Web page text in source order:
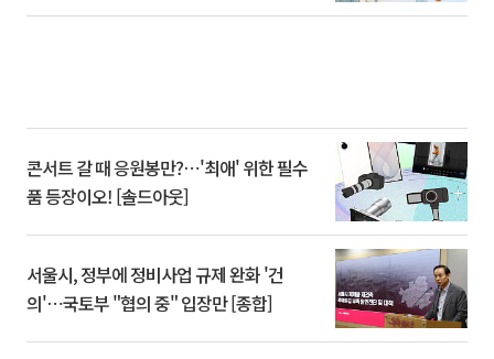
콘서트 갈 때 응원봉만?⋯'최애' 위한 필수
품 등장이오! [솔드아웃]
서울시, 정부에 정비사업 규제 완화 '건
의'⋯국토부 "협의 중" 입장만 [종합]